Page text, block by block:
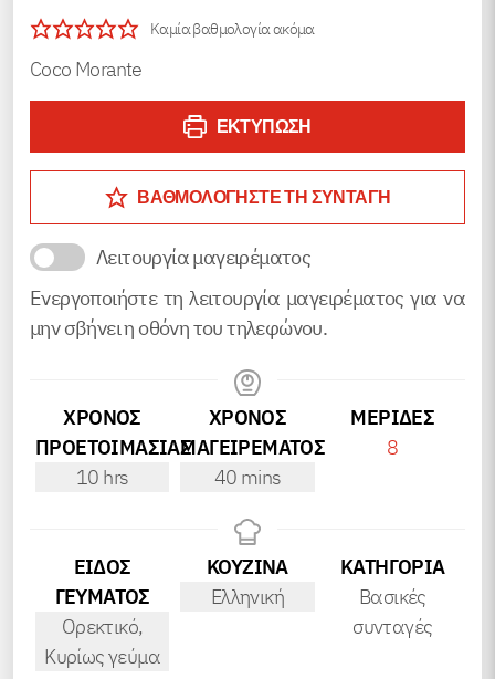
Καμία βαθμολογία ακόμα
Coco Morante
ΕΚΤΎΠΩΣΗ
ΒΑΘΜΟΛΟΓΗΣΤΕ ΤΗ ΣΥΝΤΑΓΗ
Λειτουργία μαγειρέματος
Ενεργοποιήστε τη λειτουργία μαγειρέματος για να
μην σβήνει η οθόνη του τηλεφώνου.
ΧΡΟΝΟΣ
ΠΡΟΕΤΟΙΜΑΣΙΑΣ
10hours
hrs
ΧΡΟΝΟΣ
ΜΑΓΕΙΡΕΜΑΤΟΣ
40minutes
mins
ΜΕΡΊΔΕΣ
8
ΕΙΔΟΣ
ΓΕΥΜΑΤΟΣ
Ορεκτικό,
Κυρίως γεύμα
ΚΟΥΖΙΝΑ
Ελληνική
ΚΑΤΗΓΟΡΊΑ
Βασικές
συνταγές